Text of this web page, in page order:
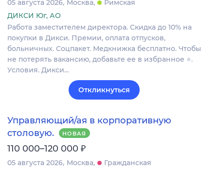
05 августа 2026 Москва
Римская
ДИКСИ Юг, АО
Работа заместителем директора. Скидка до 10% на
покупки в Дикси. Премии, оплата отпусков,
больничных. Соцпакет. Медкнижка бесплатно. Чтобы
не потерять вакансию, добавьте ее в избранное ⭐.
Условия. Дикси…
Откликнуться
Управляющий/ая в корпоративную
столовую.
НОВАЯ
110 000–120 000 ₽
05 августа 2026 Москва
Гражданская